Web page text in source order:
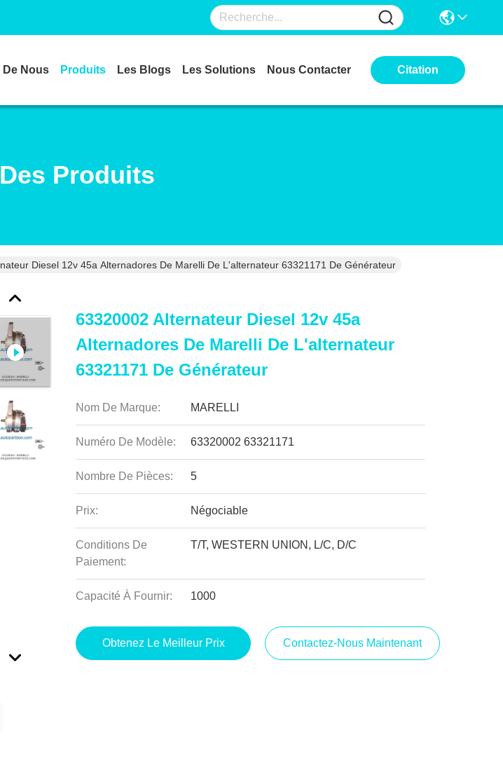
Nous Produits Les Blogs Les Solutions Nous Contacter Citation
Produits
Diesel 12v 45a Alternadores De Marelli De L'alternateur 63321171 De Générateur
63320002 Alternateur Diesel 12v 45a
Alternadores De Marelli De L'alternateur
63321171 De Générateur
Nom De Marque: MARELLI
Numéro De Modèle: 63320002 63321171
Nombre De Pièces: 5
Prix: Négociable
Conditions De
Paiement:
T/T, WESTERN UNION, L/C, D/C
Capacité À Fournir: 1000
Obtenez Le Meilleur Prix Contactez-Nous Maintenant